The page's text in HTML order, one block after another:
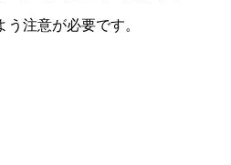
注意が必要です。